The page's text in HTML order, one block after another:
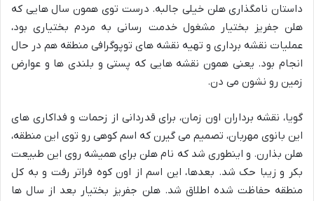
داستان نامگذاری هلن خیلی جالبه. درست توی همون سال هایی که
هلن جفریز بختیار مشغول خدمت رسانی به مردم بختیاری بود،
عملیات نقشه برداری و تهیه نقشه های توپوگرافی منطقه هم در حال
انجام بود. یعنی همون نقشه هایی که پستی و بلندی ها و عوارض
زمین رو نشون می دن.
گویا، نقشه برداران اون زمان، برای قدردانی از زحمات و فداکاری های
این بانوی مهربان، تصمیم می گیرن که اسم کوهی رو توی این منطقه،
هلن بذارن. و اینطوری شد که نام هلن برای همیشه روی این طبیعت
بکر و زیبا حک شد. بعدها، این اسم از اون کوه فراتر رفت و به کل
منطقه حفاظت شده اطلاق شد. هلن جفریز بختیار بعد از سال ها